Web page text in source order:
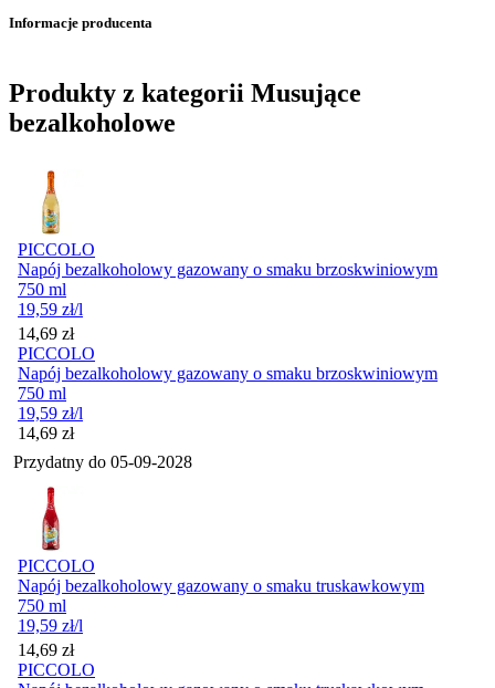
Informacje producenta
Produkty z kategorii Musujące
bezalkoholowe
PICCOLO
Napój bezalkoholowy gazowany o smaku brzoskwiniowym
750 ml
19,59 zł/l
Cena
14,69 zł
PICCOLO
Napój bezalkoholowy gazowany o smaku brzoskwiniowym
750 ml
19,59 zł/l
Cena
14,69 zł
Przydatny do 05-09-2028
PICCOLO
Napój bezalkoholowy gazowany o smaku truskawkowym
750 ml
19,59 zł/l
Cena
14,69 zł
PICCOLO